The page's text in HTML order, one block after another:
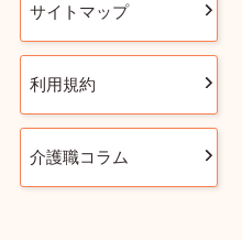
サイトマップ
利用規約
介護職コラム